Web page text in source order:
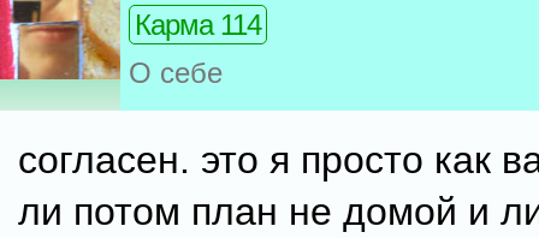
Карма 114
О себе
согласен. это я просто как
ли потом план не домой и